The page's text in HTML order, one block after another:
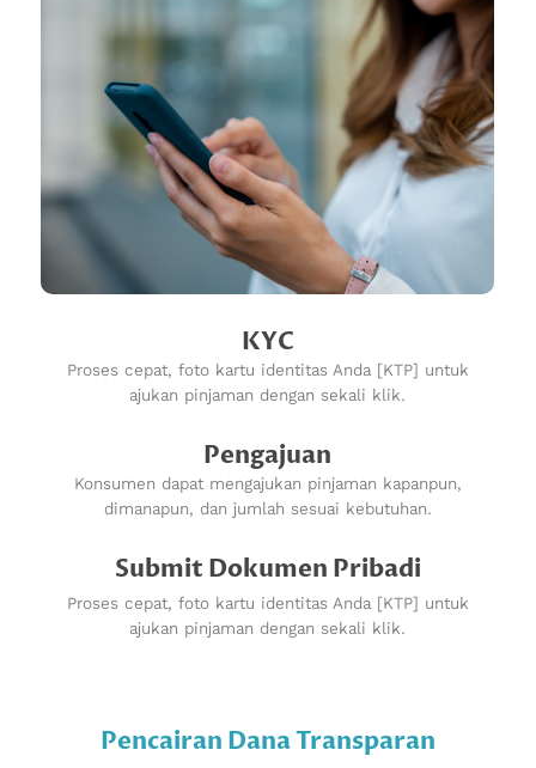
KYC
Proses cepat, foto kartu identitas Anda [KTP] untuk
ajukan pinjaman dengan sekali klik.
Pengajuan
Konsumen dapat mengajukan pinjaman kapanpun,
dimanapun, dan jumlah sesuai kebutuhan.
Submit Dokumen Pribadi
Proses cepat, foto kartu identitas Anda [KTP] untuk
ajukan pinjaman dengan sekali klik.
Pencairan Dana Transparan